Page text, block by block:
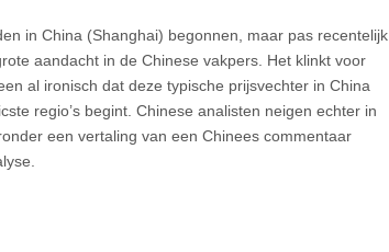
in China (Shanghai) begonnen, maar pas recentelijk
aandacht in de Chinese vakpers. Het klinkt voor
al ironisch dat deze typische prijsvechter in China
regio’s begint. Chinese analisten neigen echter in
een vertaling van een Chinees commentaar